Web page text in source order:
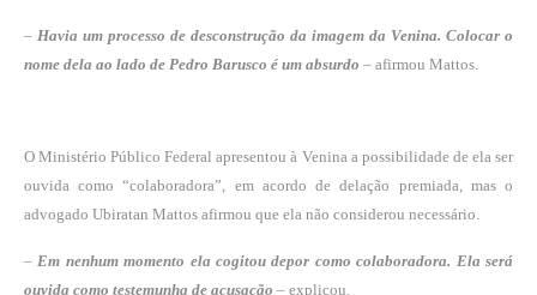
– Havia um processo de desconstrução da imagem da Venina. Colocar o
nome dela ao lado de Pedro Barusco é um absurdo – afirmou Mattos.
O Ministério Público Federal apresentou à Venina a possibilidade de ela ser
ouvida como “colaboradora”, em acordo de delação premiada, mas o
advogado Ubiratan Mattos afirmou que ela não considerou necessário.
– Em nenhum momento ela cogitou depor como colaboradora. Ela será
ouvida como testemunha de acusação – explicou.